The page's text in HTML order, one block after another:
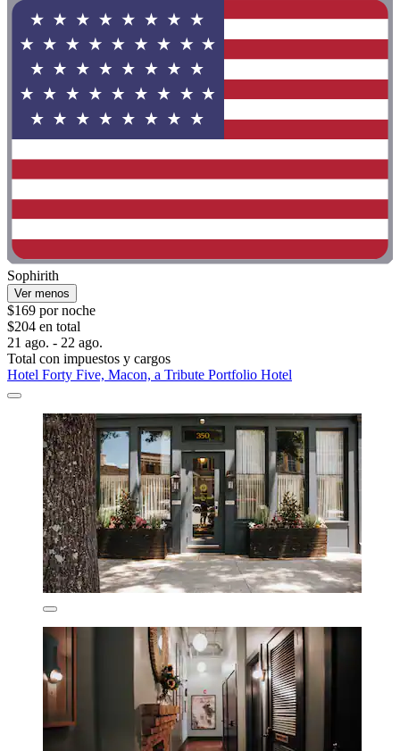
Sophirith
Ver menos
$169 por noche
$204 en total
21 ago. - 22 ago.
Total con impuestos y cargos
Hotel Forty Five, Macon, a Tribute Portfolio Hotel